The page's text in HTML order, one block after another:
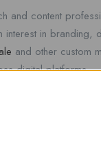
and content
interest in
and other custom
digital platforms.